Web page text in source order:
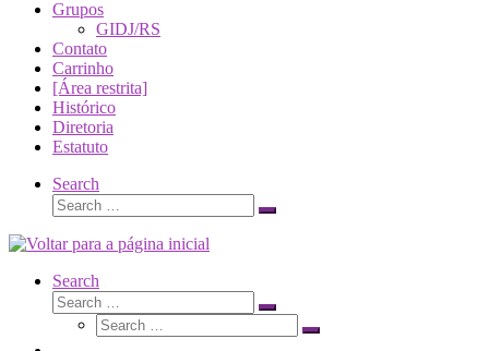
Grupos
GIDJ/RS
Contato
Carrinho
[Área restrita]
Histórico
Diretoria
Estatuto
Search
Search
Search
Search
Search
Search
Search
Search